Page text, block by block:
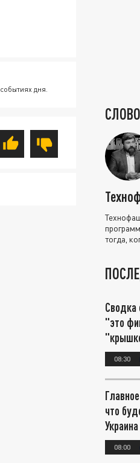
дня.
тогда,
Сводка
"это
08:30
что
08:00